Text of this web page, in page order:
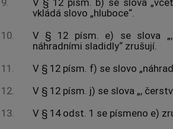
9.
V § 12 písm. b) se slova
vkládá slovo „hluboce“.
10.
V § 12 písm. e) se slova
náhradními sladidly“ zrušují.
11.
V § 12 písm. f) se slovo
12.
V § 12 písm. j) se slova „,
13.
V § 14 odst. 1 se písmeno e)